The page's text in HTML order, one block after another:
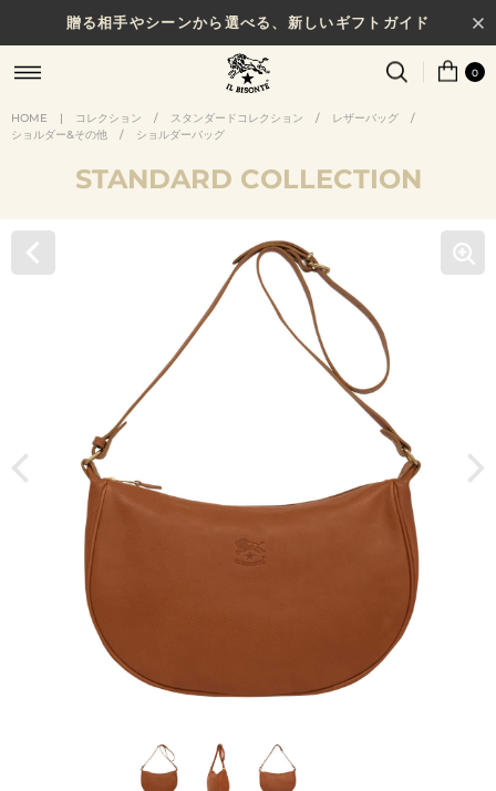
贈る相手やシーンから選べる、新しいギフトガイド
0
HOME | コレクション / スタンダードコレクション / レザーバッグ
/
ショルダー&その他
/ ショルダーバッグ
STANDARD COLLECTION